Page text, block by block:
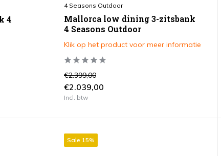
4
4 Seasons Outdoor
Mallorca low dining 3-zitsbank
4 Seasons Outdoor
Klik op het product voor meer informatie
€2.399,00
€2.039,00
Incl. btw
Sale 15%